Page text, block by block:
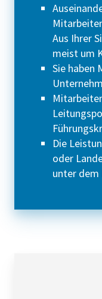
Aus Ihrer
meist um
Sie haben
Die
oder
unter dem